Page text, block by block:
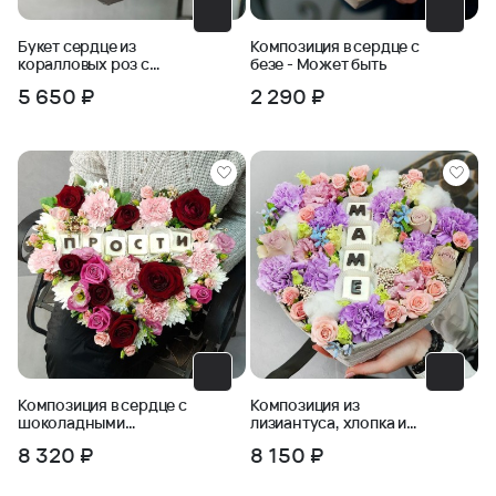
Букет сердце из
коралловых роз с
5 650 ₽
Композиция в сердце с
безе - Может быть
2 290 ₽
Композиция в сердце с
шоколадными
8 320 ₽
Композиция из
лизиантуса, хлопка и
8 150 ₽